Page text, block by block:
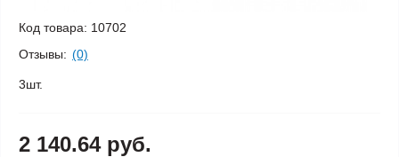
Код товара: 10702
Отзывы: (0)
3шт.
2 140.64 руб.